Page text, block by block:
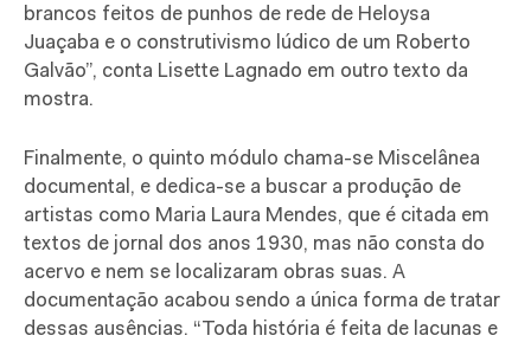
brancos feitos de punhos de rede de Heloysa
Juaçaba e o construtivismo lúdico de um Roberto
Galvão”, conta Lisette Lagnado em outro texto da
mostra.
Finalmente, o quinto módulo chama-se Miscelânea
documental, e dedica-se a buscar a produção de
artistas como Maria Laura Mendes, que é citada em
textos de jornal dos anos 1930, mas não consta do
acervo e nem se localizaram obras suas. A
documentação acabou sendo a única forma de tratar
dessas ausências. “Toda história é feita de lacunas e